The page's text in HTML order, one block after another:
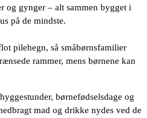
og gynger – alt sammen bygget i
på de mindste.
pilehegn, så småbørnsfamilier
rammer, mens børnene kan
børnefødselsdage og
mad og drikke nydes ved de